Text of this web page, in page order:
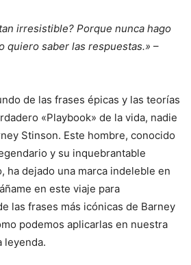
irresistible? Porque nunca hago
quiero saber las respuestas.» –
de las frases épicas y las teorías
«Playbook» de la vida, nadie
Stinson. Este hombre, conocido
y su inquebrantable
ha dejado una marca indeleble en
en este viaje para
las frases más icónicas de Barney
podemos aplicarlas en nuestra
leyenda.